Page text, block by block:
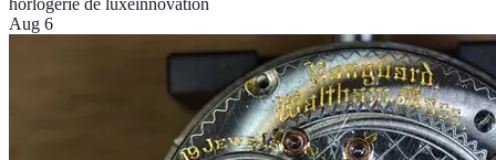
horlogerie de luxeinnovation
Aug 6